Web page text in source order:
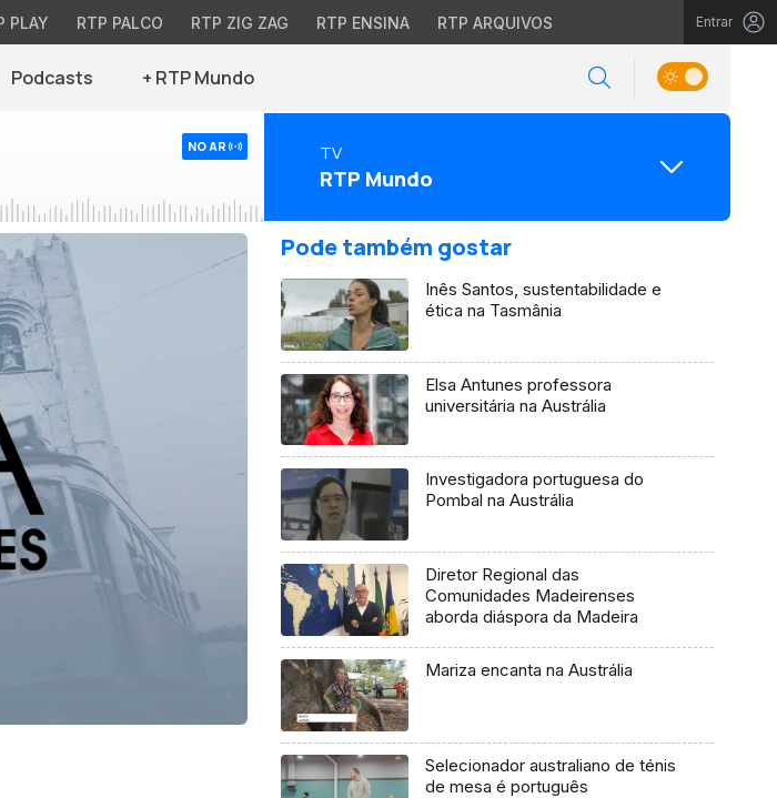
PLAY RTP PALCO RTP ZIG ZAG RTP ENSINA RTP ARQUIVOS Entrar
Podcasts + RTP Mundo
NO AR TV
RTP Mundo
Pode também gostar
Inês Santos, sustentabilidade e
ética na Tasmânia
Elsa Antunes professora
universitária na Austrália
Investigadora portuguesa do
Pombal na Austrália
Diretor Regional das
Comunidades Madeirenses
aborda diáspora da Madeira
Mariza encanta na Austrália
Selecionador australiano de ténis
de mesa é português